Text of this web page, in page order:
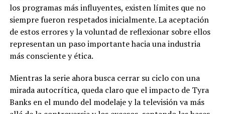
los programas más influyentes, existen límites que no
siempre fueron respetados inicialmente. La aceptación
de estos errores y la voluntad de reflexionar sobre ellos
representan un paso importante hacia una industria
más consciente y ética.
Mientras la serie ahora busca cerrar su ciclo con una
mirada autocrítica, queda claro que el impacto de Tyra
Banks en el mundo del modelaje y la televisión va más